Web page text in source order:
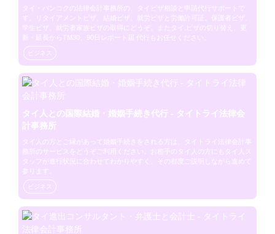
タイ・バンコクの法律会計事務所の、タイビザ相談と申請代行サポートで
す。リタイアメントビザ、結婚ビザ。就労ビザと労働許可証。保護者ビザ、
学生ビザ、就労者家族ビザの取得にどうぞ。またタイ.ビザの切り替え、更
新・延長からTM30、90日レポート届 代行もお任せください。
ビジネス
タイ人との国際結婚・婚姻手続き代行 - タイトライ法律会
計事務所
タイ人の方とご縁があって婚姻手続きをされる方は、タイトライ法律会計事
務所のサービスをどうぞご利用ください。お相手のタイ人の方にもタイ人ス
タッフが進行状況に合わせてわかりやすく、その都度ご説明しながら進めて
参ります。
ビジネス